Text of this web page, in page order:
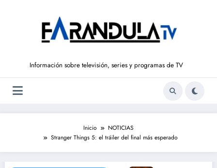
Información sobre televisión, series y programas de TV
Inicio
NOTICIAS
Stranger Things 5: el tráiler del final más esperado